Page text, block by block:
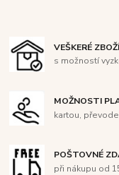
VEŠKERÉ
s možností
MOŽNOSTI
kartou,
POŠTOVNÉ
při nákupu od